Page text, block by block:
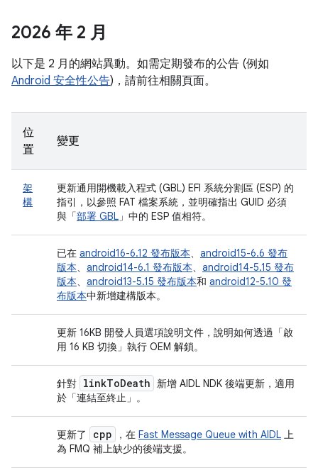
2026 年 2 月
以下是 2 月的網站異動。如需定期發布的公告 (例如
Android 安全性公告)，請前往相關頁面。
位
置
變更
架
構
更新通用開機載入程式 (GBL) EFI 系統分割區 (ESP) 的
指引，以參照 FAT 檔案系統，並明確指出 GUID 必須
與「部署 GBL 」中的 ESP 值相符。
已在 android16-6.12 發布版本、 android15-6.6 發布
版本、 android14-6.1 發布版本、 android14-5.15 發布
版本、 android13-5.15 發布版本和 android12-5.10 發
布版本中新增建構版本。
更新 16KB 開發人員選項說明文件，說明如何透過「啟
用 16 KB 切換」 執行 OEM 解鎖。
針對 linkToDeath
新增 AIDL NDK 後端更新，適用
於「連結至終止」 。
更新了 cpp ，在 Fast Message Queue with AIDL 上
為 FMQ 補上缺少的後端支援。